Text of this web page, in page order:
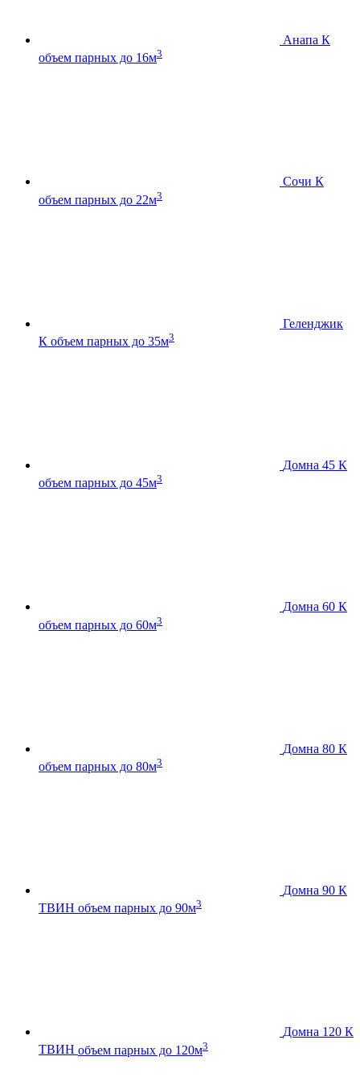
Анапа К
объем парных до 16м3
Сочи К
объем парных до 22м3
Геленджик
К объем парных до 35м3
Домна 45 К
объем парных до 45м3
Домна 60 К
объем парных до 60м3
Домна 80 К
объем парных до 80м3
Домна 90 К
ТВИН объем парных до 90м3
Домна 120 К
ТВИН объем парных до 120м3